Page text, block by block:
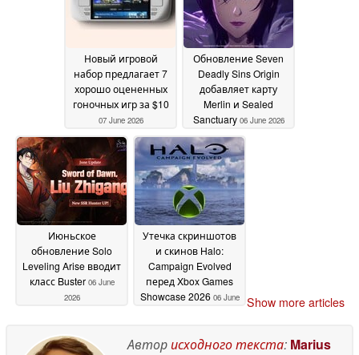
Новый игровой
набор предлагает 7
хорошо оцененных
гоночных игр за $10
07 June 2026
Обновление Seven
Deadly Sins Origin
добавляет карту
Merlin и Sealed
Sanctuary 06 June 2026
Июньское
обновление Solo
Leveling Arise вводит
класс Buster 06 June
2026
Утечка скриншотов
и скинов Halo:
Campaign Evolved
перед Xbox Games
Showcase 2026 06 June
Show more articles
Авторисходного текста: Marius